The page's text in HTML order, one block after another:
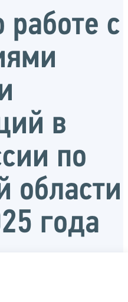
работе с
в
по
области
года